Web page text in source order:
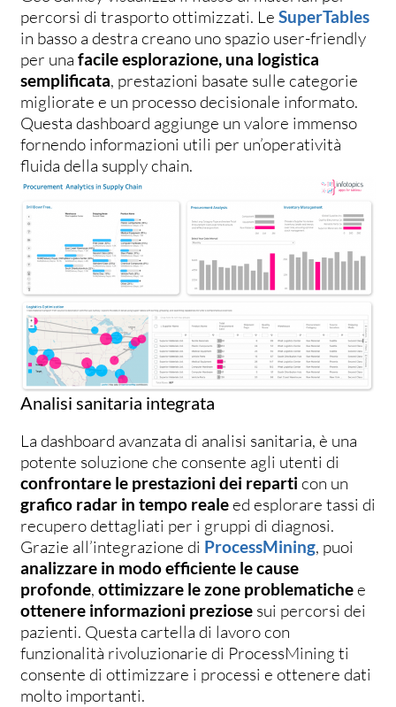
percorsi di trasporto ottimizzati. Le SuperTables
in basso a destra creano uno spazio user-friendly
per una facile esplorazione, una logistica
semplificata, prestazioni basate sulle categorie
migliorate e un processo decisionale informato.
Questa dashboard aggiunge un valore immenso
fornendo informazioni utili per un’operatività
fluida della supply chain.
Analisi sanitaria integrata
La dashboard avanzata di analisi sanitaria, è una
potente soluzione che consente agli utenti di
confrontare le prestazioni dei reparti con un
grafico radar in tempo realeed esplorare tassi di
recupero dettagliati per i gruppi di diagnosi.
Grazie all’integrazione di ProcessMining, puoi
analizzare in modo efficiente le cause
profonde, ottimizzare le zone problematichee
ottenere informazioni preziose sui percorsi dei
pazienti. Questa cartella di lavoro con
funzionalità rivoluzionarie di ProcessMining ti
consente di ottimizzare i processi e ottenere dati
molto importanti.